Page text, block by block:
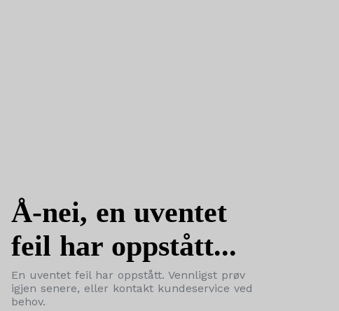
Å-nei, en uventet
feil har oppstått...
En uventet feil har oppstått. Vennligst prøv
igjen senere, eller kontakt kundeservice ved
behov.